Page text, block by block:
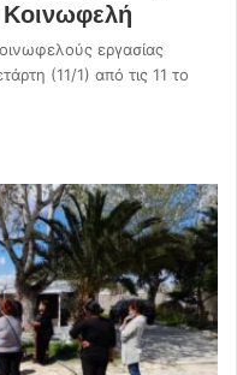
Κοινωφελή
εργασίας
(11/1) από τις 11 το